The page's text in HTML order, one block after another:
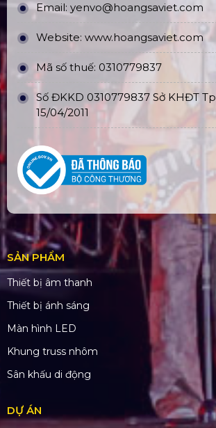
Email: yenvo@hoangsaviet.com
Website: www.hoangsaviet.com
Mã số thuế: 0310779837
Số ĐKKD 0310779837 Sở KHĐT
15/04/2011
SẢN PHẨM
Thiết bị âm thanh
Thiết bị ánh sáng
Màn hình LED
Khung truss nhôm
Sân khấu di động
DỰ ÁN